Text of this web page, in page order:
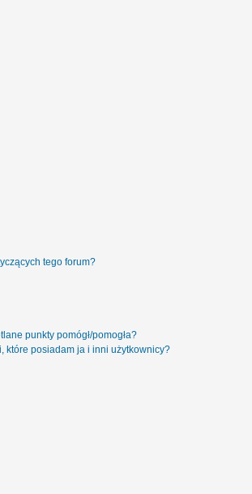
tego forum?
punkty pomógł/pomogła?
które posiadam ja i inni użytkownicy?